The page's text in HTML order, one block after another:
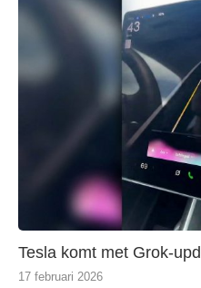
Tesla komt met Grok-
17 februari 2026